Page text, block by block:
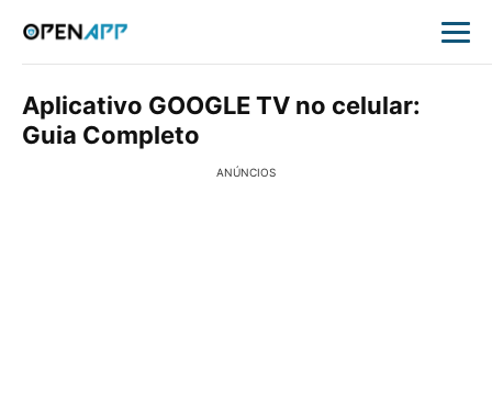
Aplicativo GOOGLE TV no celular:
Guia Completo
ANÚNCIOS